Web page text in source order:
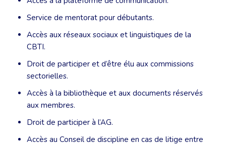
Service de mentorat pour débutants.
Accès aux réseaux sociaux et linguistiques de la
CBTI.
Droit de participer et d’être élu aux commissions
sectorielles.
Accès à la bibliothèque et aux documents réservés
aux membres.
Droit de participer à l’AG.
Accès au Conseil de discipline en cas de litige entre